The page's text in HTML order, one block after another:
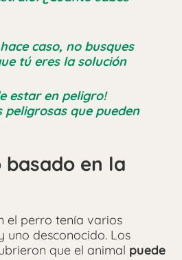
caso, no busques
tú eres la solución
estar en peligro!
peligrosas que pueden
basado en la
el perro tenía varios
uno desconocido. Los
que el animal puede